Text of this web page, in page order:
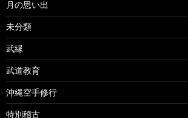
月の思い出
未分類
武縁
武道教育
沖縄空手修行
特別稽古